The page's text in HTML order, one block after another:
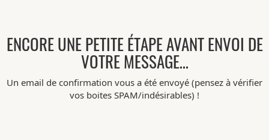
ENCORE UNE PETITE ÉTAPE AVANT ENVOI DE
VOTRE MESSAGE…
Un email de confirmation vous a été envoyé (pensez à vérifier
vos boites SPAM/indésirables) !